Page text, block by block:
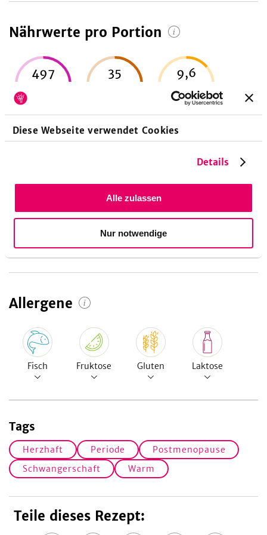
Diese Webseite verwendet Cookies
Details
Alle zulassen
Nur notwendige
Nährwerte pro Portion
497 35 9,6
14%
g
Kohlenhydrate
Allergene
Fisch Fruktose Gluten Laktose
Tags
Herzhaft Periode
Postmenopause
Schwangerschaft
Warm
Teile dieses Rezept: